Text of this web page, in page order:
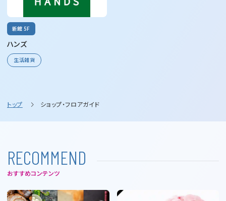
新館 5F
ハンズ
生活雑貨
トップ ショップ・フロアガイド
RECOMMEND
おすすめコンテンツ